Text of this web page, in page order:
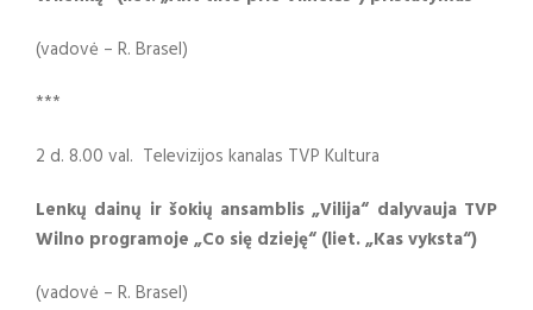
(vadovė – R. Brasel)
***
2 d. 8.00 val. Televizijos kanalas TVP Kultura
Lenkų dainų ir šokių ansamblis „Vilija“ dalyvauja TVP
Wilno programoje „Co się dzieję“ (liet. „Kas vyksta“)
(vadovė – R. Brasel)